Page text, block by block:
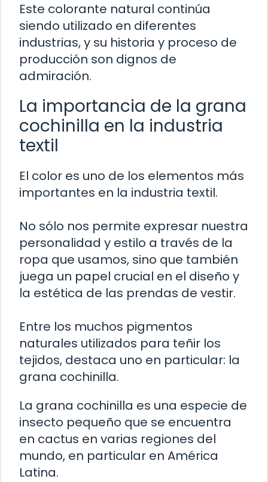
Este colorante natural continúa
siendo utilizado en diferentes
industrias, y su historia y proceso de
producción son dignos de
admiración.
La importancia de la grana
cochinilla en la industria
textil
El color es uno de los elementos más
importantes en la industria textil.
No sólo nos permite expresar nuestra
personalidad y estilo a través de la
ropa que usamos, sino que también
juega un papel crucial en el diseño y
la estética de las prendas de vestir.
Entre los muchos pigmentos
naturales utilizados para teñir los
tejidos, destaca uno en particular: la
grana cochinilla.
La grana cochinilla es una especie de
insecto pequeño que se encuentra
en cactus en varias regiones del
mundo, en particular en América
Latina.